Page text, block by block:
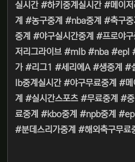
실시간 #하키중계실시간 #메이
계 #농구중계 #nba중계 #축구
중계 #야구실시간중계 #프로야구
저리그라이브 #mlb #nba #epl
가 #리그1 #세리에A #생중계 #
lb중계실시간 #야구무료중계 #
계 #실시간스포츠 #무료중계 #
료중계 #kbo중계 #npb중계
#분데스리가중계 #해외축구무료